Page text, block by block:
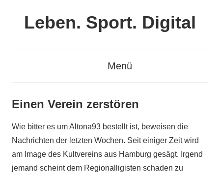
Leben. Sport. Digital
Menü
Einen Verein zerstören
Wie bitter es um Altona93 bestellt ist, beweisen die
Nachrichten der letzten Wochen. Seit einiger Zeit wird
am Image des Kultvereins aus Hamburg gesägt. Irgend
jemand scheint dem Regionalligisten schaden zu